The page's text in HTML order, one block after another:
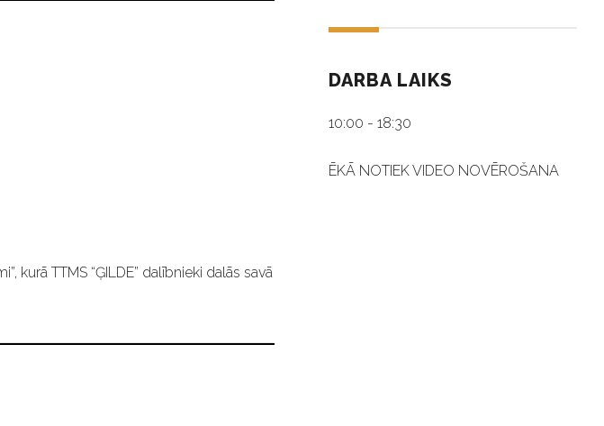
kurā TTMS “ĢILDE” dalībnieki dalās savā
DARBA LAIKS
10:00 - 18:30
ĒKĀ NOTIEK VIDEO NOVĒROŠANA